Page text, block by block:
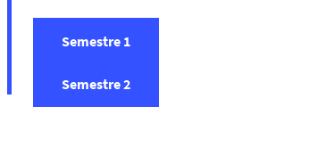
Semestre 1
Semestre 2